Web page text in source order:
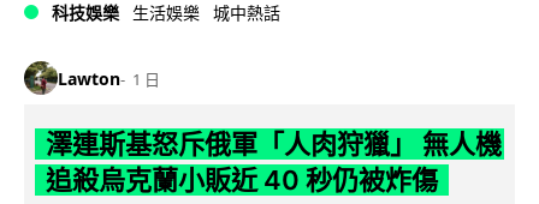
科技娛樂 生活娛樂 城中熱話
Lawton 1 日
澤連斯基怒斥俄軍「人肉狩獵」 無人機
追殺烏克蘭小販近 40 秒仍被炸傷